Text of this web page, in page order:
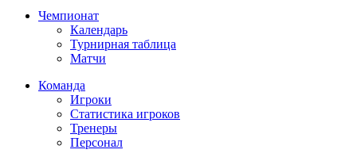
Чемпионат
Календарь
Турнирная таблица
Матчи
Команда
Игроки
Статистика игроков
Тренеры
Персонал